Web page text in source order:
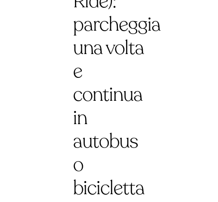
parcheggia
una volta
e
continua
in
autobus
o
bicicletta